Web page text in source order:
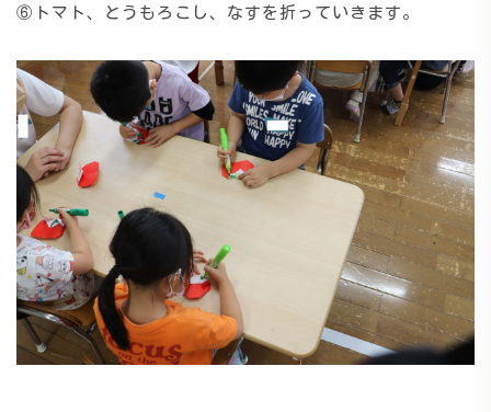
⑥トマト、とうもろこし、なすを折っていきます。